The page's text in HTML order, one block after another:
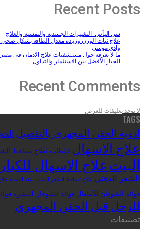
Recent Posts
سن اليأس: التغييرات الجسدية والنفسية والعلاج
علاج ثبات الوزن وزيادة معدل الطاقة بشكل صحي
وادي موسى
ما لا تعرفه حول مستشفيات علاج الادمان فى مصر
الخيار الأفضل بين الاستثمار والتداول
Recent Comments
لا توجد تعليقات للعرض.
TAGS
ادوية الحقن المجهرى بالتفصيل
علاج الاسهال خلطات لعلاج تساقط
البيت علاج الاسهال
الشعر الدهني علاج تساقط الشعر الشديد عند النساء
فوائد الشوفان للأطفال فوائد الشوفان للبشرة
للرجل قبل الحقن المجهري
تصنيفات